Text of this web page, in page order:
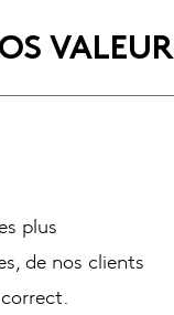
plus
de nos clients